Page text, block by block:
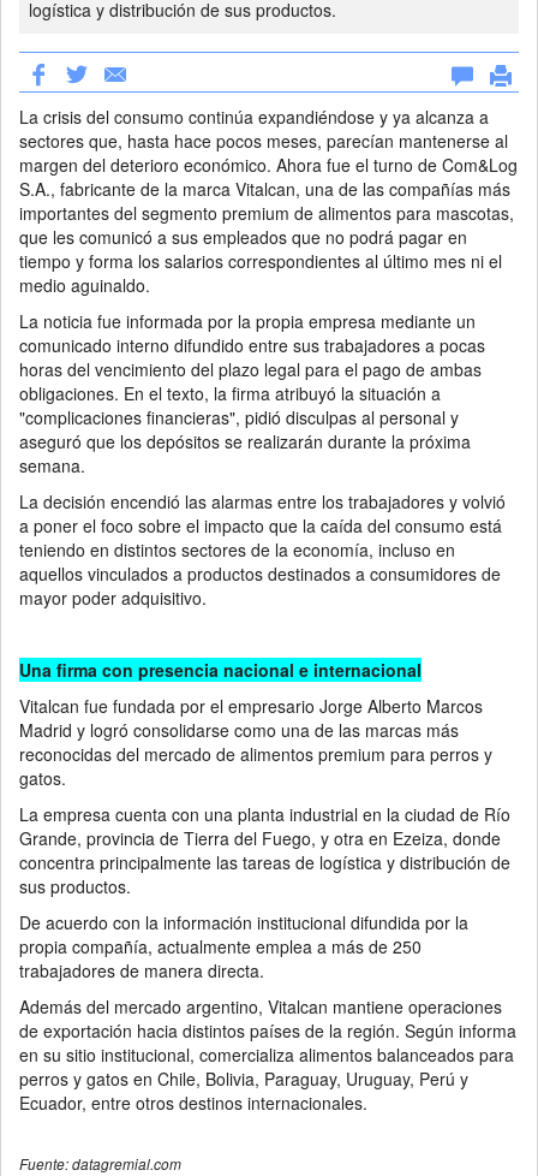
logística y distribución de sus productos.
La crisis del consumo continúa expandiéndose y ya alcanza a
sectores que, hasta hace pocos meses, parecían mantenerse al
margen del deterioro económico. Ahora fue el turno de Com&Log
S.A., fabricante de la marca Vitalcan, una de las compañías más
importantes del segmento premium de alimentos para mascotas,
que les comunicó a sus empleados que no podrá pagar en
tiempo y forma los salarios correspondientes al último mes ni el
medio aguinaldo.
La noticia fue informada por la propia empresa mediante un
comunicado interno difundido entre sus trabajadores a pocas
horas del vencimiento del plazo legal para el pago de ambas
obligaciones. En el texto, la firma atribuyó la situación a
"complicaciones financieras", pidió disculpas al personal y
aseguró que los depósitos se realizarán durante la próxima
semana.
La decisión encendió las alarmas entre los trabajadores y volvió
a poner el foco sobre el impacto que la caída del consumo está
teniendo en distintos sectores de la economía, incluso en
aquellos vinculados a productos destinados a consumidores de
mayor poder adquisitivo.
Una firma con presencia nacional e internacional
Vitalcan fue fundada por el empresario Jorge Alberto Marcos
Madrid y logró consolidarse como una de las marcas más
reconocidas del mercado de alimentos premium para perros y
gatos.
La empresa cuenta con una planta industrial en la ciudad de Río
Grande, provincia de Tierra del Fuego, y otra en Ezeiza, donde
concentra principalmente las tareas de logística y distribución de
sus productos.
De acuerdo con la información institucional difundida por la
propia compañía, actualmente emplea a más de 250
trabajadores de manera directa.
Además del mercado argentino, Vitalcan mantiene operaciones
de exportación hacia distintos países de la región. Según informa
en su sitio institucional, comercializa alimentos balanceados para
perros y gatos en Chile, Bolivia, Paraguay, Uruguay, Perú y
Ecuador, entre otros destinos internacionales.
Fuente: datagremial.com